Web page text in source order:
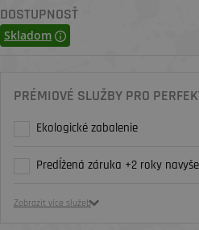
DOSTUPNOSŤ
Skladom
PRÉMIOVÉ SLUŽBY PRO
Ekologické zabalenie
Predĺžená záruka +2 roky navyše
Zobrazit více služeb